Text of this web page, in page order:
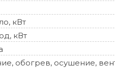
кВт
кВт
обогрев, осушение,